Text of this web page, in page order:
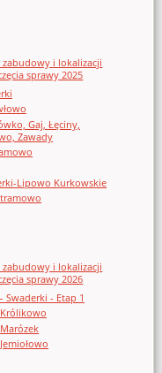
i lokalizacji
sprawy 2025
Gaj, Łęciny,
Zawady
Lipowo Kurkowskie
i lokalizacji
sprawy 2026
- Etap 1